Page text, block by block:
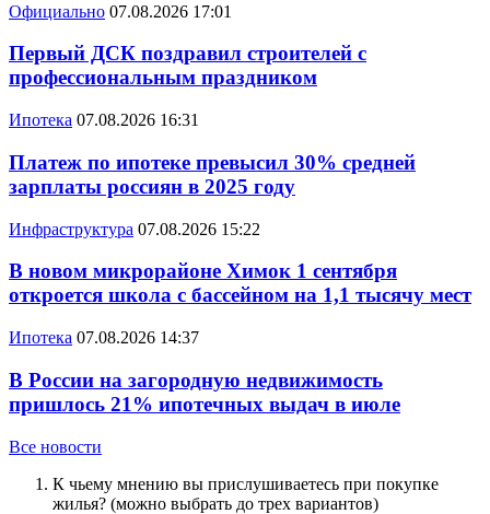
Официально 07.08.2026 17:01
Первый ДСК поздравил строителей с
профессиональным праздником
Ипотека 07.08.2026 16:31
Платеж по ипотеке превысил 30% средней
зарплаты россиян в 2025 году
Инфраструктура 07.08.2026 15:22
В новом микрорайоне Химок 1 сентября
откроется школа с бассейном на 1,1 тысячу мест
Ипотека 07.08.2026 14:37
В России на загородную недвижимость
пришлось 21% ипотечных выдач в июле
Все новости
К чьему мнению вы прислушиваетесь при покупке
жилья? (можно выбрать до трех вариантов)